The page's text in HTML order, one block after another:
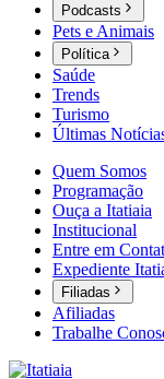
Podcasts
Pets e Animais
Política
Saúde
Trends
Turismo
Últimas
Quem Somos
Programação
Ouça a Itatiaia
Institucional
Entre em
Expediente
Filiadas
Afiliadas
Trabalhe